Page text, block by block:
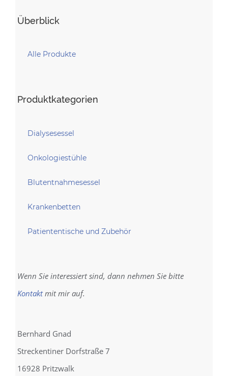
Überblick
Alle Produkte
Produktkategorien
Dialysesessel
Onkologiestühle
Blutentnahmesessel
Krankenbetten
Patiententische und Zubehör
Wenn Sie interessiert sind, dann nehmen Sie bitte
Kontaktmit mir auf.
Bernhard Gnad
Streckentiner Dorfstraße 7
16928 Pritzwalk